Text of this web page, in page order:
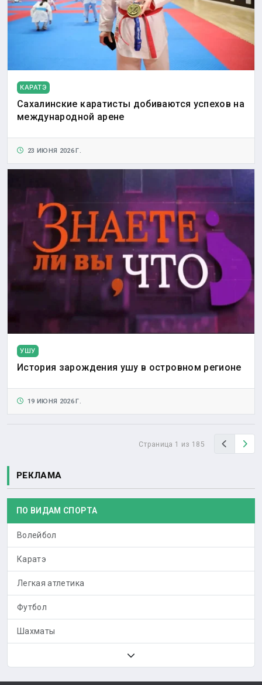
КАРАТЭ
Сахалинские каратисты добиваются успехов на
международной арене
23 ИЮНЯ 2026 Г.
УШУ
История зарождения ушу в островном регионе
19 ИЮНЯ 2026 Г.
Страница 1 из 185 Назад
РЕКЛАМА
ПО ВИДАМ СПОРТА
Волейбол
Каратэ
Легкая атлетика
Футбол
Шахматы